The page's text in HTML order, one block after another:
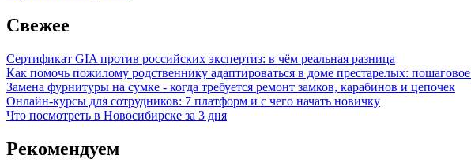
Свежее
Сертификат GIA против российских экспертиз: в чём реальная разница
Как помочь пожилому родственнику адаптироваться в доме престарелых:
Замена фурнитуры на сумке - когда требуется ремонт замков, карабинов и цепочек
Онлайн-курсы для сотрудников: 7 платформ и с чего начать новичку
Что посмотреть в Новосибирске за 3 дня
Рекомендуем